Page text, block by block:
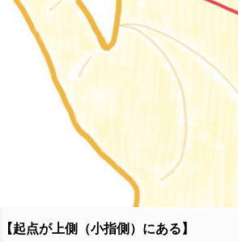
【起点が上側（小指側）にある】